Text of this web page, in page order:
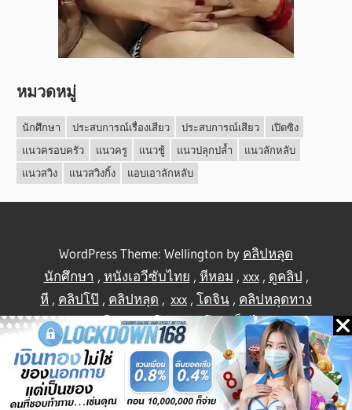
หมวดหมู่
นักศึกษา ประสบการณ์เรื่องเสียว ประสบการณ์เสียว
เปิดซิง
แนวครอบครัว
แนวครู แนวชู้ แนวปลุกปล้ำ
แนวลักหลับ
แนวสวิง
แนวสวิงกิ้ง แอบเอาลักหลับ
WordPress Theme: Wellington by คลิปหลุด
นักศึกษา , หนังเอวีซับไทย , หีหอม , xxx, ดูคลิป ,
หี , คลิปโป๊ , คลิปหลุด , xxx , โดจิน , คลิปหลุดทาง
บ้าน ,คลิปโป้ ,คลิปโป๊,คลิปโป๊,เย็ดไทย,คลิป
หลุดไทย